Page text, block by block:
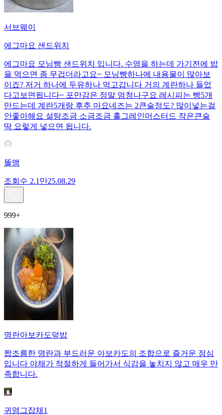
서브웨이
에그마요 샌드위치
에그마요 모닝빵 샌드위치 입니다. 수영을 하는데 가기전에 밥
을 먹으면 좀 무겁더라고요~ 모닝빵하나에 내용물이 많아보
이죠? 저거 하나에 두유하나 먹고갑니다 거의 계란하나 들었
다고보면됩니다~ 포만감은 정말 엄청나구요 레시피는 빵5개
만드는데 계란5개랑 후추 마요네즈는 2큰술정도? 많이넣는걸
안좋아해요 설탕조금 소금조금 홀그레인머스터드 작은큰술
딱 요렇게 넣으면 됩니다.
똘맹
조회수 2.1만25.08.29
999+
명란아보카도덮밥
짭조름한 명란과 부드러운 아보카도의 조합으로 즐거운 점심
입니다 야채가 적절하게 들어가서 식감을 놓치지 않고 매우 만
족합니다.
귀염그잡채1